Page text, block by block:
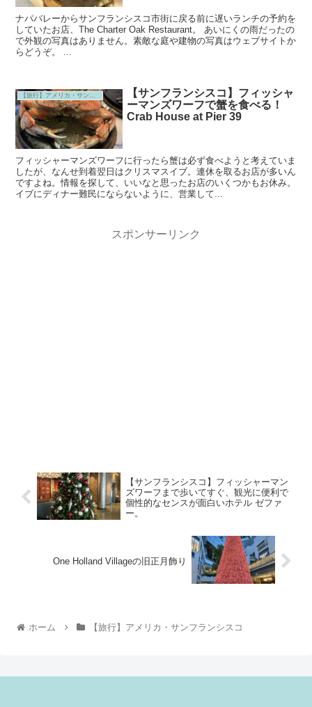
ナパバレーからサンフランシスコ市街に戻る前に遅いランチの予約を
していたお店、The Charter Oak Restaurant。 あいにくの雨だったの
で外観の写真はありません。素敵な庭や建物の写真はウェブサイトか
らどうぞ。 ...
【サンフランシスコ】フィッシャ
ーマンズワーフで蟹を食べる！
Crab House at Pier 39
フィッシャーマンズワーフに行ったら蟹は必ず食べようと考えていま
したが、なんせ到着翌日はクリスマスイブ。連休を取るお店が多いん
ですよね。情報を探して、いいなと思ったお店のいくつかもお休み。
イブにディナー難民にならないように、営業して...
スポンサーリンク
【サンフランシスコ】フィッシャーマン
ズワーフまで歩いてすぐ、観光に便利で
個性的なセンスが面白いホテル ゼファ
ー。
One Holland Villageの旧正月飾り
ホーム 【旅行】アメリカ・サンフランシスコ